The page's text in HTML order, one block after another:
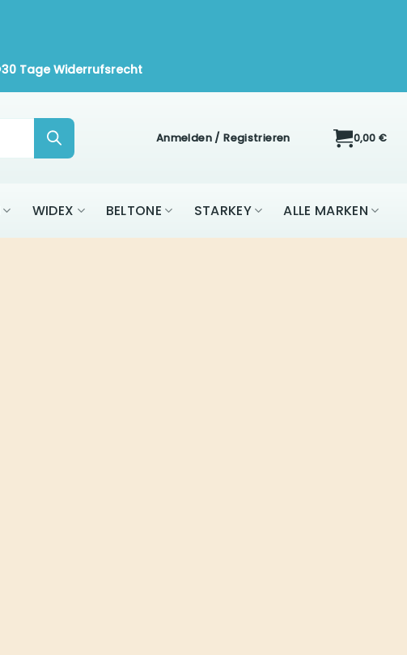
30 Tage Widerrufsrecht
Anmelden / Registrieren 0,00 €
WIDEX BELTONE STARKEY ALLE MARKEN